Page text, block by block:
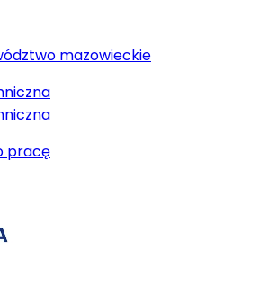
mazowieckie
pracę